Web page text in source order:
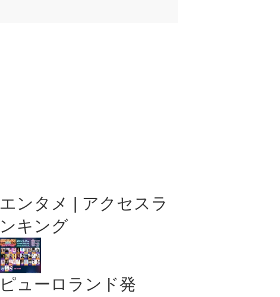
エンタメ | アクセスラ
ンキング
ピューロランド発